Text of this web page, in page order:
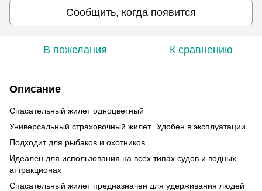
Сообщить, когда появится
В пожелания К сравнению
Описание
Спасательный жилет одноцветный
Универсальный страховочный жилет. Удобен в эксплуатации.
Подходит для рыбаков и охотников.
Идеален для использования на всех типах судов и водных
аттракционах
Спасательный жилет предназначен для удерживания людей